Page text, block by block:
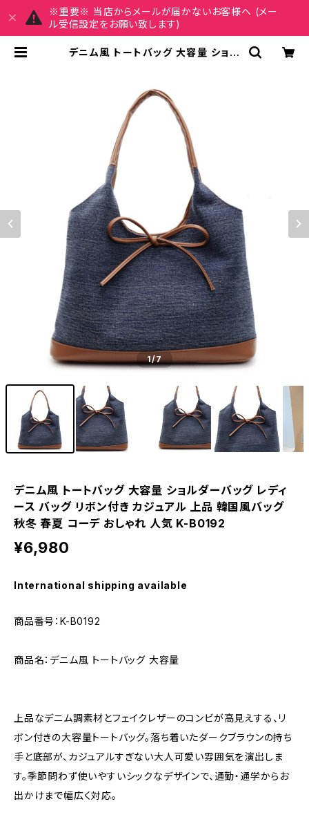
※重要※ 当店からメールが届かないお客様へ (メー
ル受信設定をお願い致します)
デニム風 トートバッグ 大容量 ショル
0192 | REIRSE レイルセ 20代,30
代,40代 レディースファッション 通販
1/7
デニム風 トートバッグ 大容量 ショルダーバッグ レディ
ース バッグ リボン付き カジュアル 上品 韓国風バッグ
秋冬 春夏 コーデ おしゃれ 人気 K-B0192
¥6,980
International shipping available
商品番号：K-B0192
商品名：デニム風 トートバッグ 大容量
上品なデニム調素材とフェイクレザーのコンビが高見えする、リ
ボン付きの大容量トートバッグ。落ち着いたダークブラウンの持ち
手と底部が、カジュアルすぎない大人可愛い雰囲気を演出しま
す。季節問わず使いやすいシックなデザインで、通勤・通学からお
出かけまで幅広く対応。